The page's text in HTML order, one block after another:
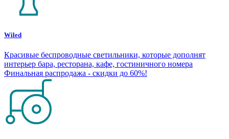
Wiled
Красивые беспроводные светильники, которые дополнят
интерьер бара, ресторана, кафе, гостиничного номера
Финальная распродажа - скидки до 60%!